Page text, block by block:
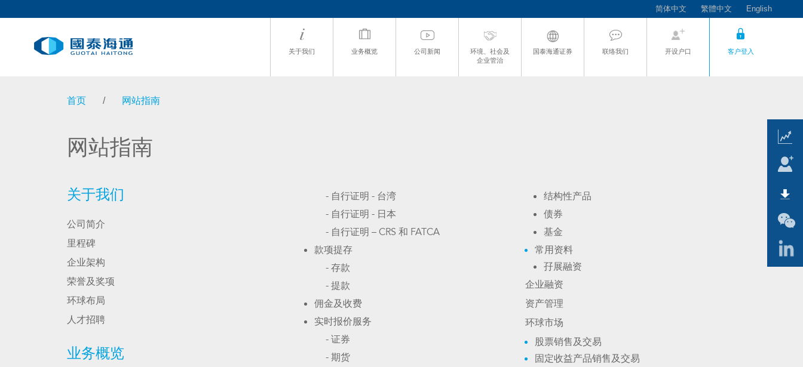
简体中文 繁體中文 English
关于我们 业务概览 公司新闻
环境、社会及
企业管治
国泰海通证券 联络我们 开设户口 客户登入
首页 / 网站指南
网站指南
关于我们
公司简介
里程碑
企业架构
荣誉及奖项
环球布局
人才招聘
业务概览
- 自行证明 - 台湾
- 自行证明 - 日本
- 自行证明 – CRS 和 FATCA
款项提存
- 存款
- 提款
佣金及收费
实时报价服务
- 证券
- 期货
结构性产品
债券
基金
常用资料
孖展融资
企业融资
资产管理
环球市场
股票销售及交易
固定收益产品销售及交易